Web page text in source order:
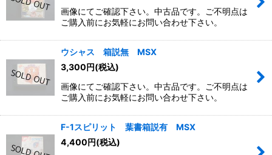
画像にてご確認下さい。中古品です。ご不明点は
ご購入前にお気軽にお問い合わせ下さい。
ウシャス 箱説無 MSX
3,300円(税込)
画像にてご確認下さい。中古品です。ご不明点は
ご購入前にお気軽にお問い合わせ下さい。
F-1スピリット 葉書箱説有 MSX
4,400円(税込)